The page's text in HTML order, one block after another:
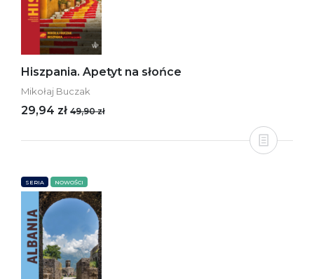
Hiszpania. Apetyt na słońce
Mikołaj Buczak
29,94 zł 49,90 zł
SERIA NOWOŚCI